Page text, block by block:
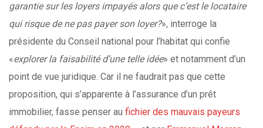
garantie sur les loyers impayés alors que c’est le locataire
qui risque de ne pas payer son loyer?», interroge la
présidente du Conseil national pour l’habitat qui confie
«explorer la faisabilité d’une telle idée» et notamment d’un
point de vue juridique. Car il ne faudrait pas que cette
proposition, qui s’apparente à l’assurance d’un prêt
immobilier, fasse penser au fichier des mauvais payeurs